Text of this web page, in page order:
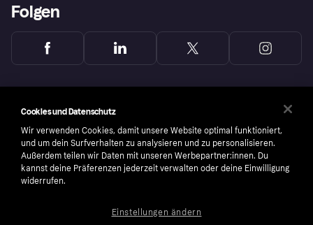
Folgen
Cookies und Datenschutz
Wir verwenden Cookies, damit unsere Website optimal funktioniert,
und um dein Surfverhalten zu analysieren und zu personalisieren.
Außerdem teilen wir Daten mit unseren Werbepartner:innen. Du
kannst deine Präferenzen jederzeit verwalten oder deine Einwilligung
widerrufen.
Einstellungen ändern